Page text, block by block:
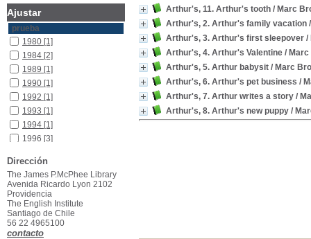
Arthur's, 11. Arthur's tooth / Marc
Arthur's, 2. Arthur's family vacation
Arthur's, 3. Arthur's first sleepover /
Arthur's, 4. Arthur's Valentine /
Arthur's, 5. Arthur babysit / Marc
Arthur's, 6. Arthur's pet business /
Arthur's, 7. Arthur writes a story /
Arthur's, 8. Arthur's new puppy /
Ajustar
prueba
1980 [1]
1984 [2]
1989 [1]
1990 [1]
1992 [1]
1993 [1]
1994 [1]
1996 [3]
Dirección
The James P.McPhee Library
Avenida Ricardo Lyon 2102
Providencia
The English Institute
Santiago de Chile
56 22 4965100
contacto